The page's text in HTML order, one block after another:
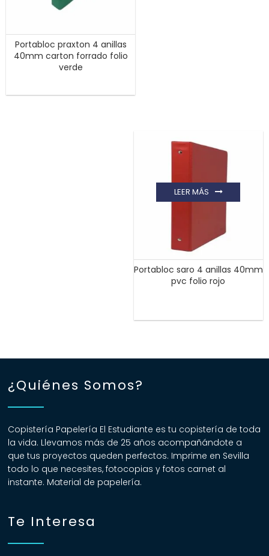
Portabloc praxton 4 anillas
40mm carton forrado folio
verde
Portabloc saro 4 anillas 40mm
pvc folio rojo
LEER MÁS
¿Quiénes Somos?
Copistería Papelería El Estudiante es tu copistería de toda
la vida. Llevamos más de 25 años acompañándote a
que tus proyectos queden perfectos. Imprime en Sevilla
todo lo que necesites, fotocopias y fotos carnet al
instante. Material de papelería.
Te Interesa